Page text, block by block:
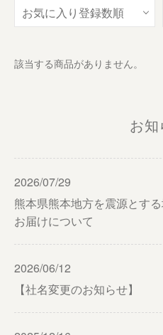
該当する商品がありません。
お知
2026/07/29
熊本県熊本地方を震源とす
お届けについて
2026/06/12
【社名変更のお知らせ】